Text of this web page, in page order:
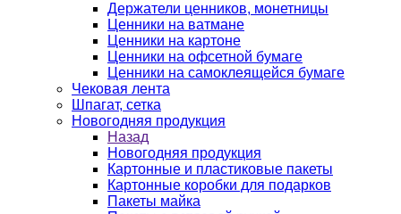
Держатели ценников, монетницы
Ценники на ватмане
Ценники на картоне
Ценники на офсетной бумаге
Ценники на самоклеящейся бумаге
Чековая лента
Шпагат, сетка
Новогодняя продукция
Назад
Новогодняя продукция
Картонные и пластиковые пакеты
Картонные коробки для подарков
Пакеты майка